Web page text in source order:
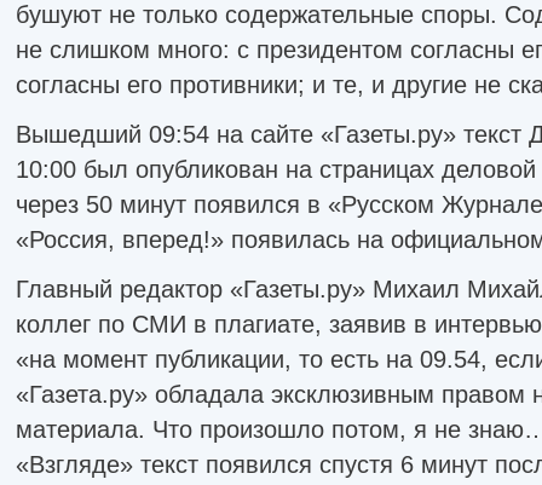
бушуют не только содержательные споры.
не слишком много: с президентом согласны
согласны его противники; и те, и другие не
Вышедший 09:54 на сайте «Газеты.ру» текст
10:00 был опубликован на страницах
через 50 минут появился в «Русском
«Россия, вперед!» появилась на
Главный редактор «Газеты.ру» Михаил
коллег по СМИ в плагиате, заявив в
«на момент публикации, то есть на 09.54,
«Газета.ру» обладала эксклюзивным правом
материала. Что произошло потом, я не
«Взгляде» текст появился спустя 6 минут